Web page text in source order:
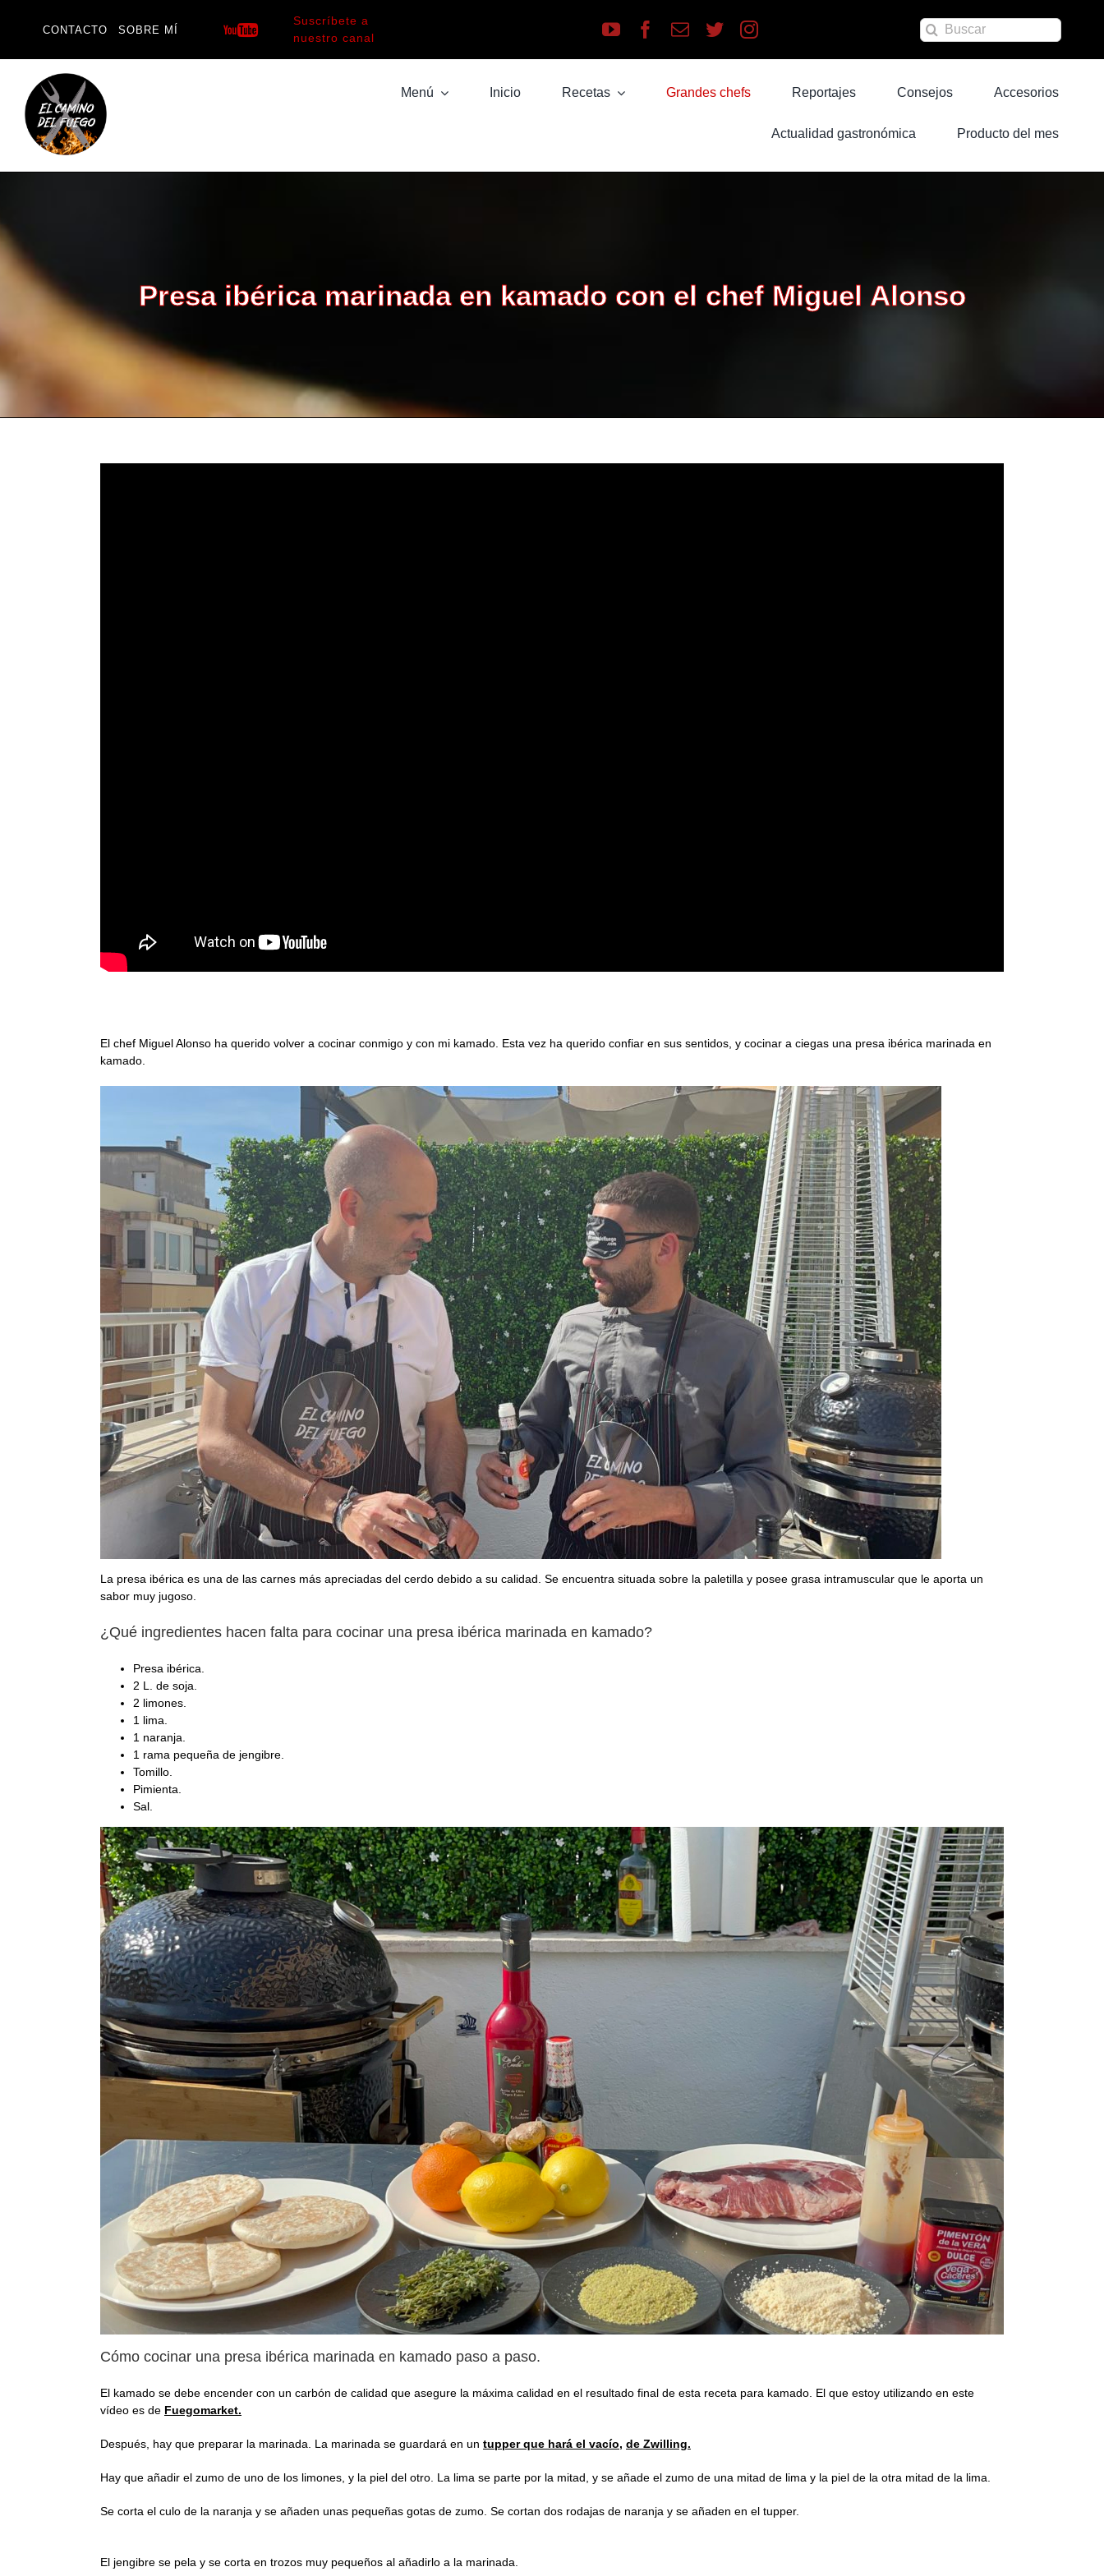
CONTACTO SOBRE MÍ
Suscríbete a
nuestro canal
Buscar:
Menú Inicio Recetas Grandes chefs Reportajes Consejos Accesorios
Actualidad gastronómica Producto del mes
Presa ibérica marinada en kamado con el chef Miguel Alonso
El chef Miguel Alonso ha querido volver a cocinar conmigo y con mi kamado. Esta vez ha querido confiar en sus sentidos, y cocinar a ciegas una presa ibérica marinada en
kamado.
La presa ibérica es una de las carnes más apreciadas del cerdo debido a su calidad. Se encuentra situada sobre la paletilla y posee grasa intramuscular que le aporta un
sabor muy jugoso.
¿Qué ingredientes hacen falta para cocinar una presa ibérica marinada en kamado?
Presa ibérica.
2 L. de soja.
2 limones.
1 lima.
1 naranja.
1 rama pequeña de jengibre.
Tomillo.
Pimienta.
Sal.
Cómo cocinar una presa ibérica marinada en kamado paso a paso.
El kamado se debe encender con un carbón de calidad que asegure la máxima calidad en el resultado final de esta receta para kamado. El que estoy utilizando en este
vídeo es de Fuegomarket.
Después, hay que preparar la marinada. La marinada se guardará en un tupper que hará el vacío, de Zwilling.
Hay que añadir el zumo de uno de los limones, y la piel del otro. La lima se parte por la mitad, y se añade el zumo de una mitad de lima y la piel de la otra mitad de la lima.
Se corta el culo de la naranja y se añaden unas pequeñas gotas de zumo. Se cortan dos rodajas de naranja y se añaden en el tupper.
El jengibre se pela y se corta en trozos muy pequeños al añadirlo a la marinada.